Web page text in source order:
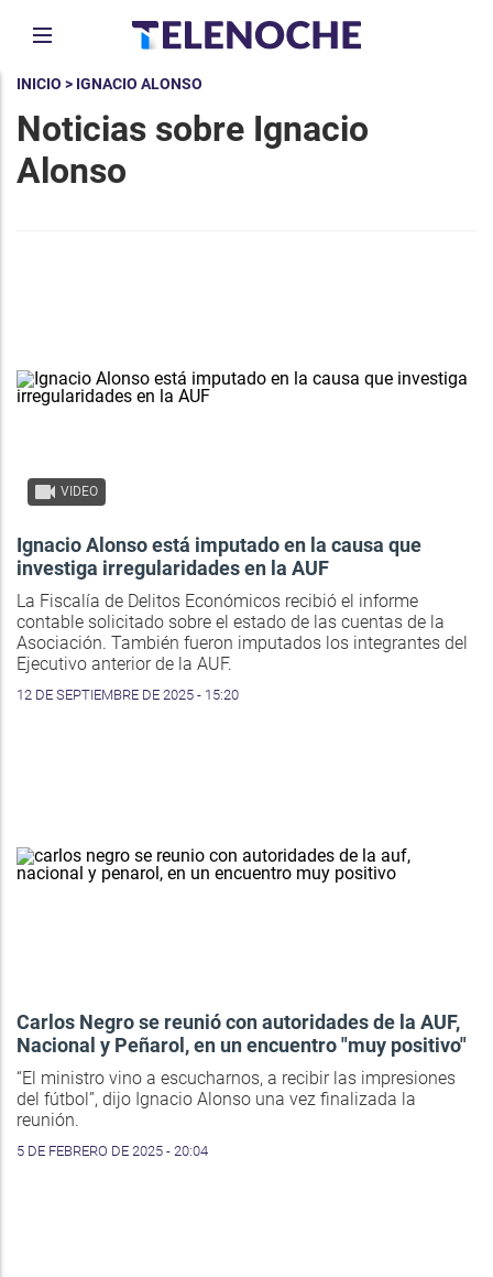
INICIO > IGNACIO ALONSO
Noticias sobre Ignacio
Alonso
VIDEO
Ignacio Alonso está imputado en la causa que
investiga irregularidades en la AUF
La Fiscalía de Delitos Económicos recibió el informe
contable solicitado sobre el estado de las cuentas de la
Asociación. También fueron imputados los integrantes del
Ejecutivo anterior de la AUF.
12 DE SEPTIEMBRE DE 2025 - 15:20
Carlos Negro se reunió con autoridades de la AUF,
Nacional y Peñarol, en un encuentro "muy positivo"
“El ministro vino a escucharnos, a recibir las impresiones
del fútbol”, dijo Ignacio Alonso una vez finalizada la
reunión.
5 DE FEBRERO DE 2025 - 20:04